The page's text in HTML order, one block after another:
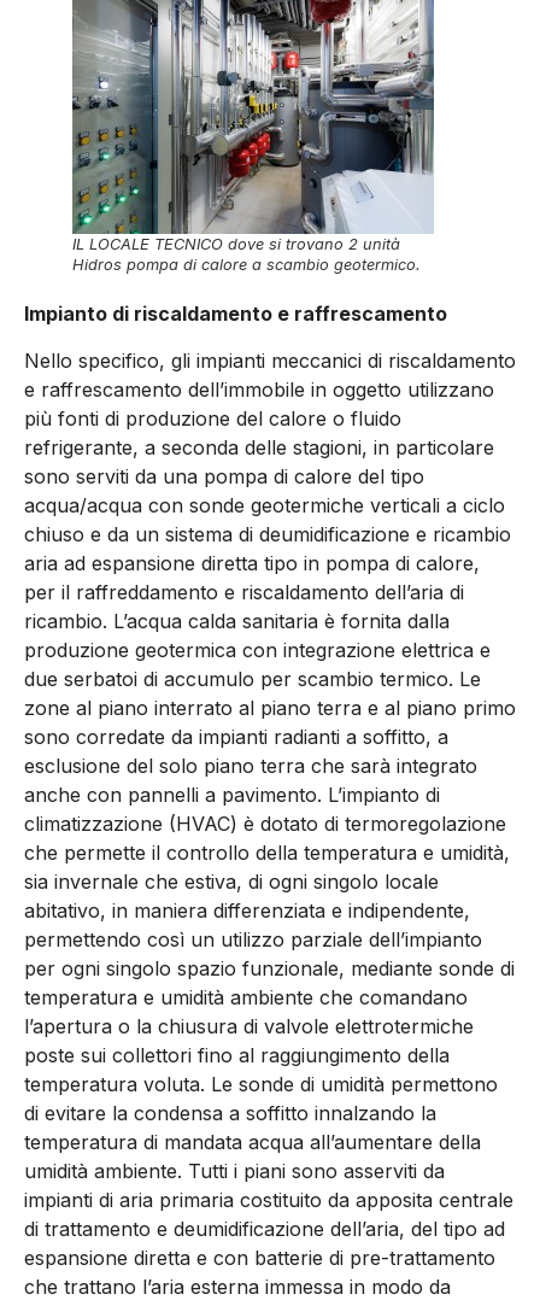
IL LOCALE TECNICO dove si trovano 2 unità
Hidros pompa di calore a scambio geotermico.
Impianto di riscaldamento e raffrescamento
Nello specifico, gli impianti meccanici di riscaldamento
e raffrescamento dell’immobile in oggetto utilizzano
più fonti di produzione del calore o fluido
refrigerante, a seconda delle stagioni, in particolare
sono serviti da una pompa di calore del tipo
acqua/acqua con sonde geotermiche verticali a ciclo
chiuso e da un sistema di deumidificazione e ricambio
aria ad espansione diretta tipo in pompa di calore,
per il raffreddamento e riscaldamento dell’aria di
ricambio. L’acqua calda sanitaria è fornita dalla
produzione geotermica con integrazione elettrica e
due serbatoi di accumulo per scambio termico. Le
zone al piano interrato al piano terra e al piano primo
sono corredate da impianti radianti a soffitto, a
esclusione del solo piano terra che sarà integrato
anche con pannelli a pavimento. L’impianto di
climatizzazione (HVAC) è dotato di termoregolazione
che permette il controllo della temperatura e umidità,
sia invernale che estiva, di ogni singolo locale
abitativo, in maniera differenziata e indipendente,
permettendo così un utilizzo parziale dell’impianto
per ogni singolo spazio funzionale, mediante sonde di
temperatura e umidità ambiente che comandano
l’apertura o la chiusura di valvole elettrotermiche
poste sui collettori fino al raggiungimento della
temperatura voluta. Le sonde di umidità permettono
di evitare la condensa a soffitto innalzando la
temperatura di mandata acqua all’aumentare della
umidità ambiente. Tutti i piani sono asserviti da
impianti di aria primaria costituito da apposita centrale
di trattamento e deumidificazione dell’aria, del tipo ad
espansione diretta e con batterie di pre-trattamento
che trattano l’aria esterna immessa in modo da